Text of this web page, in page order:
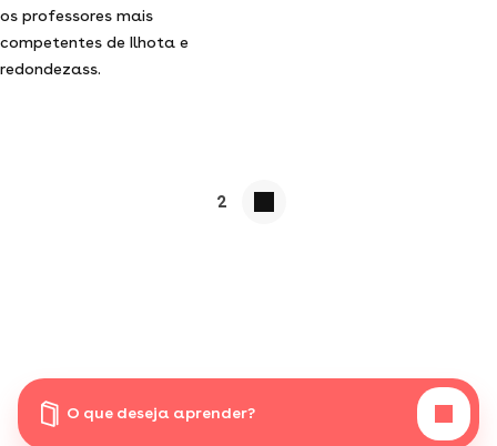
os professores mais
competentes de Ilhota e
redondezass.
2
O que deseja aprender?